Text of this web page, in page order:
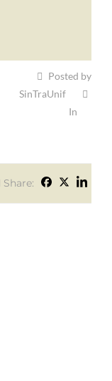
Posted by
SinTraUnif
In
Share: